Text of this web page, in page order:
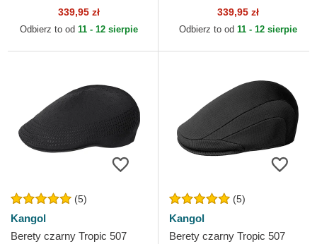
339,95 zł
Odbierz to od 11 - 12 sierpie
339,95 zł
Odbierz to od 11 - 12 sierpie
(5)
Kangol
Berety czarny Tropic 507
(5)
Kangol
Berety czarny Tropic 507